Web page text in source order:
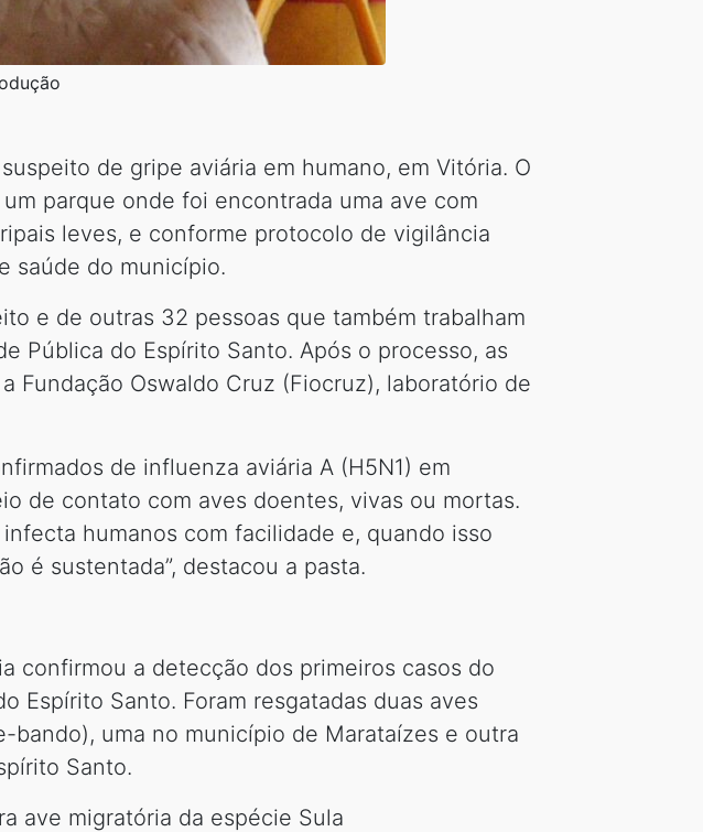
de gripe aviária em humano, em Vitória. O
parque onde foi encontrada uma ave com
leves, e conforme protocolo de vigilância
saúde do município.
e de outras 32 pessoas que também trabalham
Pública do Espírito Santo. Após o processo, as
Fundação Oswaldo Cruz (Fiocruz), laboratório de
de influenza aviária A (H5N1) em
de contato com aves doentes, vivas ou mortas.
humanos com facilidade e, quando isso
é sustentada”, destacou a pasta.
confirmou a detecção dos primeiros casos do
Espírito Santo. Foram resgatadas duas aves
uma no município de Marataízes e outra
Santo.
ave migratória da espécie Sula